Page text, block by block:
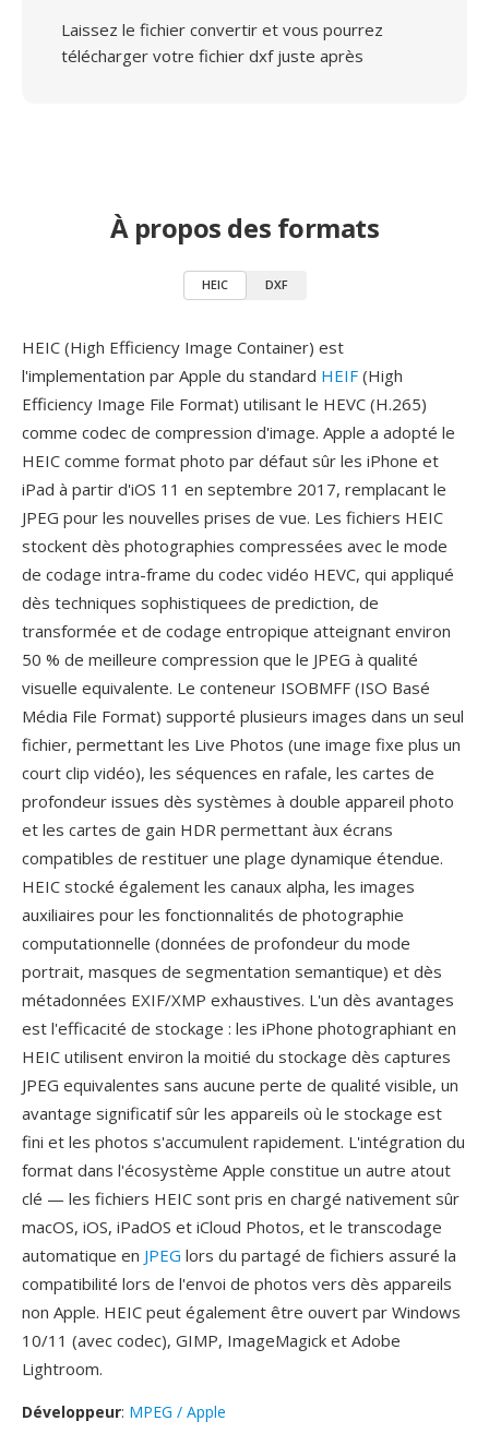
Laissez le fichier convertir et vous pourrez
télécharger votre fichier dxf juste après
À propos des formats
HEIC DXF
HEIC (High Efficiency Image Container) est
l'implementation par Apple du standard HEIF (High
Efficiency Image File Format) utilisant le HEVC (H.265)
comme codec de compression d'image. Apple a adopté le
HEIC comme format photo par défaut sûr les iPhone et
iPad à partir d'iOS 11 en septembre 2017, remplacant le
JPEG pour les nouvelles prises de vue. Les fichiers HEIC
stockent dès photographies compressées avec le mode
de codage intra-frame du codec vidéo HEVC, qui appliqué
dès techniques sophistiquees de prediction, de
transformée et de codage entropique atteignant environ
50 % de meilleure compression que le JPEG à qualité
visuelle equivalente. Le conteneur ISOBMFF (ISO Basé
Média File Format) supporté plusieurs images dans un seul
fichier, permettant les Live Photos (une image fixe plus un
court clip vidéo), les séquences en rafale, les cartes de
profondeur issues dès systèmes à double appareil photo
et les cartes de gain HDR permettant àux écrans
compatibles de restituer une plage dynamique étendue.
HEIC stocké également les canaux alpha, les images
auxiliaires pour les fonctionnalités de photographie
computationnelle (données de profondeur du mode
portrait, masques de segmentation semantique) et dès
métadonnées EXIF/XMP exhaustives. L'un dès avantages
est l'efficacité de stockage : les iPhone photographiant en
HEIC utilisent environ la moitié du stockage dès captures
JPEG equivalentes sans aucune perte de qualité visible, un
avantage significatif sûr les appareils où le stockage est
fini et les photos s'accumulent rapidement. L'intégration du
format dans l'écosystème Apple constitue un autre atout
clé — les fichiers HEIC sont pris en chargé nativement sûr
macOS, iOS, iPadOS et iCloud Photos, et le transcodage
automatique en JPEG lors du partagé de fichiers assuré la
compatibilité lors de l'envoi de photos vers dès appareils
non Apple. HEIC peut également être ouvert par Windows
10/11 (avec codec), GIMP, ImageMagick et Adobe
Lightroom.
Développeur: MPEG / Apple